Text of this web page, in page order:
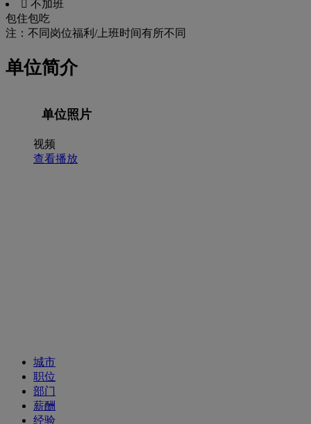
 不加班
包住包吃
注：不同岗位福利/上班时间有所不同
单位简介
单位照片
视频
查看播放
城市
职位
部门
薪酬
经验